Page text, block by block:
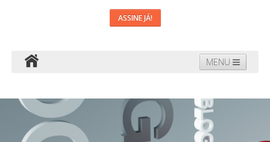
ASSINE JÁ!
MENU
Domínios Blog Suporte